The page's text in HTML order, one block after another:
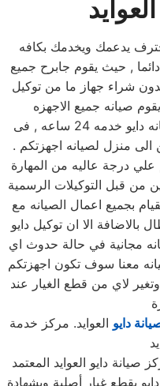
يدعمك ويخدمك بكافه
, حيث يقوم جابرح جميع
شراء جهاز ما من توكيل
صيانه جميع الاجهزه
الكهربائيه, كما توفر لكم مرلكز صيانه دايو خدمه 24 ساعه , فى
الى منزل لصيانه اجهزتكم .
علي درجة عاليه من المهارة
من قبل التوكيلات الرسمية
بجميع اعمال الصيانه مع
الا ان توكيل دايو
مجانية في حالة حدوث اي
معنا سوف تكون اجهزتكم
لاي من قطع الغيار عند
دايو العوايد. مركز خدمة
صيانة دايو العوايد المعتمد
بقطع غيار أصلية وبشهادة